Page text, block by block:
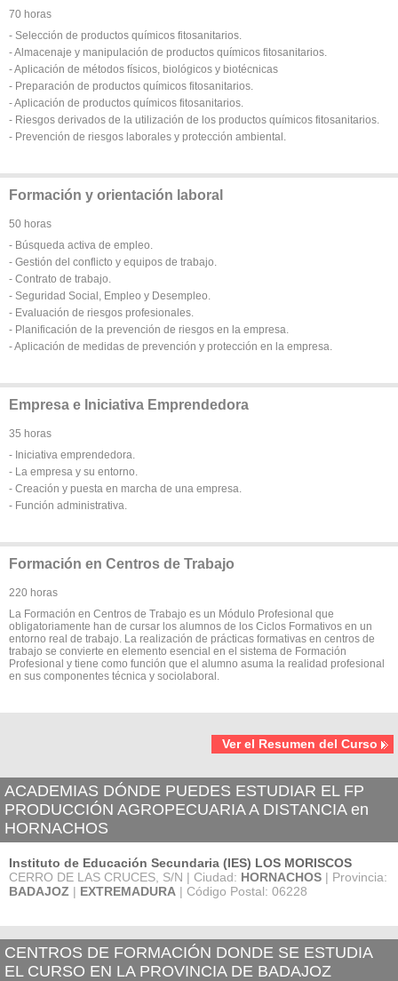
70 horas
- Selección de productos químicos fitosanitarios.
- Almacenaje y manipulación de productos químicos fitosanitarios.
- Aplicación de métodos físicos, biológicos y biotécnicas
- Preparación de productos químicos fitosanitarios.
- Aplicación de productos químicos fitosanitarios.
- Riesgos derivados de la utilización de los productos químicos fitosanitarios.
- Prevención de riesgos laborales y protección ambiental.
Formación y orientación laboral
50 horas
- Búsqueda activa de empleo.
- Gestión del conflicto y equipos de trabajo.
- Contrato de trabajo.
- Seguridad Social, Empleo y Desempleo.
- Evaluación de riesgos profesionales.
- Planificación de la prevención de riesgos en la empresa.
- Aplicación de medidas de prevención y protección en la empresa.
Empresa e Iniciativa Emprendedora
35 horas
- Iniciativa emprendedora.
- La empresa y su entorno.
- Creación y puesta en marcha de una empresa.
- Función administrativa.
Formación en Centros de Trabajo
220 horas
La Formación en Centros de Trabajo es un Módulo Profesional que
obligatoriamente han de cursar los alumnos de los Ciclos Formativos en un
entorno real de trabajo. La realización de prácticas formativas en centros de
trabajo se convierte en elemento esencial en el sistema de Formación
Profesional y tiene como función que el alumno asuma la realidad profesional
en sus componentes técnica y sociolaboral.
Ver el Resumen del Curso
ACADEMIAS DÓNDE PUEDES ESTUDIAR EL FP
PRODUCCIÓN AGROPECUARIA A DISTANCIA en
HORNACHOS
Instituto de Educación Secundaria (IES) LOS MORISCOS
CERRO DE LAS CRUCES, S/N | Ciudad: HORNACHOS | Provincia:
BADAJOZ | EXTREMADURA | Código Postal: 06228
CENTROS DE FORMACIÓN DONDE SE ESTUDIA
EL CURSO EN LA PROVINCIA DE BADAJOZ